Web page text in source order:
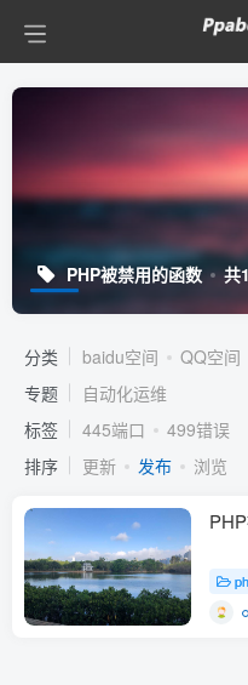
PHP被禁用的函数 共
分类 baidu空间
QQ空间
专题
自动化运维
标签
445端口
499错误
排序
更新 发布 浏览